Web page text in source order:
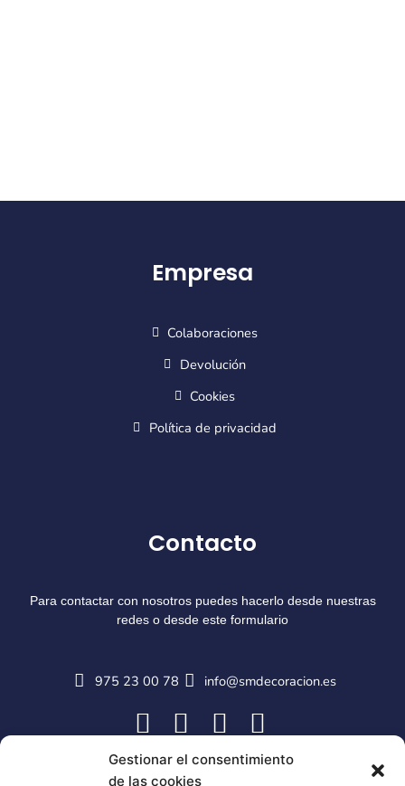
Gestionar el consentimiento
de las cookies
Empresa
Colaboraciones
Devolución
Cookies
Política de privacidad
Contacto
Para contactar con nosotros puedes hacerlo desde nuestras
redes o desde este formulario
975 23 00 78 info@smdecoracion.es